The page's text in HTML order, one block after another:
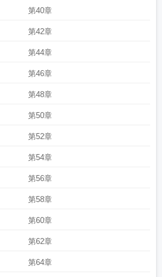
第40章
第42章
第44章
第46章
第48章
第50章
第52章
第54章
第56章
第58章
第60章
第62章
第64章